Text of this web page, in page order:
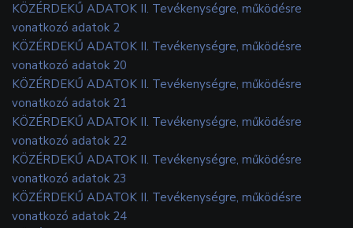
KÖZÉRDEKŰ ADATOK II. Tevékenységre, működésre
vonatkozó adatok 2
KÖZÉRDEKŰ ADATOK II. Tevékenységre, működésre
vonatkozó adatok 20
KÖZÉRDEKŰ ADATOK II. Tevékenységre, működésre
vonatkozó adatok 21
KÖZÉRDEKŰ ADATOK II. Tevékenységre, működésre
vonatkozó adatok 22
KÖZÉRDEKŰ ADATOK II. Tevékenységre, működésre
vonatkozó adatok 23
KÖZÉRDEKŰ ADATOK II. Tevékenységre, működésre
vonatkozó adatok 24